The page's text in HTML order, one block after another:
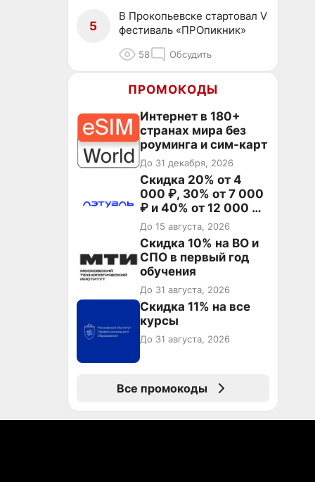
5
В Прокопьевске стартовал V
фестиваль «ПРОпикник»
58 Обсудить
ПРОМОКОДЫ
Интернет в 180+
странах мира без
роуминга и сим-карт
До 31 декабря, 2026
Скидка 20% от 4
000 ₽, 30% от 7 000
₽ и 40% от 12 000 ₽
на первый и все
повторные заказы по
промокоду ТРЕНД
До 15 августа, 2026
Скидка 10% на ВО и
СПО в первый год
обучения
До 31 августа, 2026
Скидка 11% на все
курсы
До 31 августа, 2026
Все промокоды